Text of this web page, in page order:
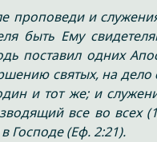
проповеди и
быть Ему
поставил одних
святых, на дело
и тот же; и
все во всех
Господе (Еф. 2:21).